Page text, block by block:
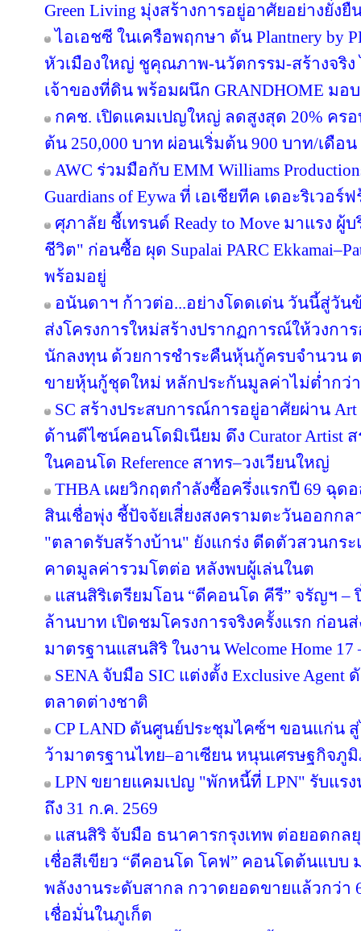
Green Living มุ่งสร้างการอยู่อาศัยอย่างยั่งยื
ไอเอชซี ในเครือพฤกษา ดัน Plantnery by
หัวเมืองใหญ่ ชูคุณภาพ-นวัตกรรม-สร้างจริง
เจ้าของที่ดิน พร้อมผนึก GRANDHOME ม
กคช. เปิดแคมเปญใหญ่ ลดสูงสุด 20% ครอ
ต้น 250,000 บาท ผ่อนเริ่มต้น 900 บาท/เดือน
AWC ร่วมมือกับ EMM Williams
Guardians of Eywa ที่ เอเชียทีค เดอะริเวอ
ศุภาลัย ชี้เทรนด์ Ready to Move มาแรง
ชีวิต" ก่อนซื้อ ผุด Supalai PARC
พร้อมอยู่
อนันดาฯ ก้าวต่อ...อย่างโดดเด่น วันนี้สู่วัน
ส่งโครงการใหม่สร้างปรากฏการณ์ให้วงกา
นักลงทุน ด้วยการชำระคืนหุ้นกู้ครบจำนวน
ขายหุ้นกู้ชุดใหม่ หลักประกันมูลค่าไม่ต่ำกว่า
SC สร้างประสบการณ์การอยู่อาศัยผ่าน Art
ด้านดีไซน์คอนโดมิเนียม ดึง Curator Artist
ในคอนโด Reference สาทร–วงเวียนใหญ่
THBA เผยวิกฤตกำลังซื้อครึ่งแรกปี 69 ฉุด
สินเชื่อพุ่ง ชี้ปัจจัยเสี่ยงสงครามตะวันออกก
"ตลาดรับสร้างบ้าน" ยังแกร่ง ดีดตัวสวนกร
คาดมูลค่ารวมโตต่อ หลังพบผู้เล่นในต
แสนสิริเตรียมโอน “ดีคอนโด คีรี” จรัญฯ –
ล้านบาท เปิดชมโครงการจริงครั้งแรก ก่อ
มาตรฐานแสนสิริ ในงาน Welcome Home 17
SENA จับมือ SIC แต่งตั้ง Exclusive Agent
ตลาดต่างชาติ
CP LAND ดันศูนย์ประชุมไคซ์ฯ ขอนแก่น
ว้ามาตรฐานไทย–อาเซียน หนุนเศรษฐกิจภู
LPN ขยายแคมเปญ "พักหนี้ที่ LPN" รับแร
ถึง 31 ก.ค. 2569
แสนสิริ จับมือ ธนาคารกรุงเทพ ต่อยอดก
เชื่อสีเขียว “ดีคอนโด โคฟ” คอนโดต้นแบบ
พลังงานระดับสากล กวาดยอดขายแล้วกว่า
เชื่อมั่นในภูเก็ต